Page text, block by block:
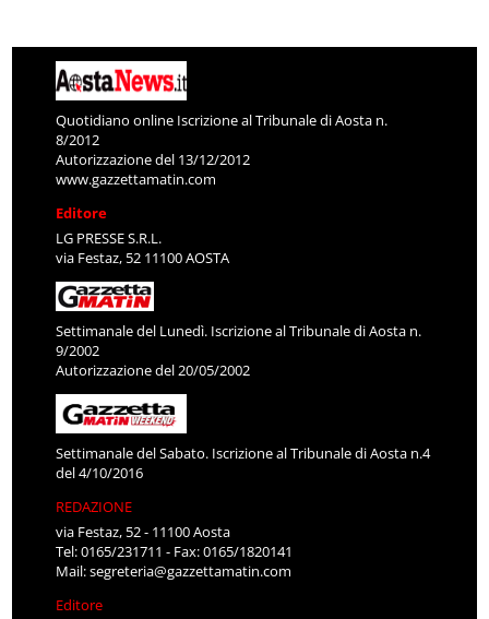
Quotidiano online Iscrizione al Tribunale di Aosta n.
8/2012
Autorizzazione del 13/12/2012
www.gazzettamatin.com
Editore
LG PRESSE S.R.L.
via Festaz, 52 11100 AOSTA
Settimanale del Lunedì. Iscrizione al Tribunale di Aosta n.
9/2002
Autorizzazione del 20/05/2002
Settimanale del Sabato. Iscrizione al Tribunale di Aosta n.4
del 4/10/2016
REDAZIONE
via Festaz, 52 - 11100 Aosta
Tel: 0165/231711 - Fax: 0165/1820141
Mail:segreteria@gazzettamatin.com
Editore